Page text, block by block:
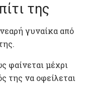
της
γυναίκα από
φαίνεται μέχρι
της να οφείλεται